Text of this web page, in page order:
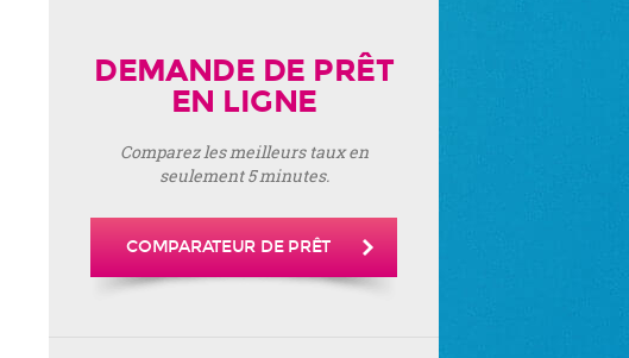
DEMANDE DE PRÊT
EN LIGNE
Comparez les meilleurs taux en
seulement 5 minutes.
COMPARATEUR DE PRÊT